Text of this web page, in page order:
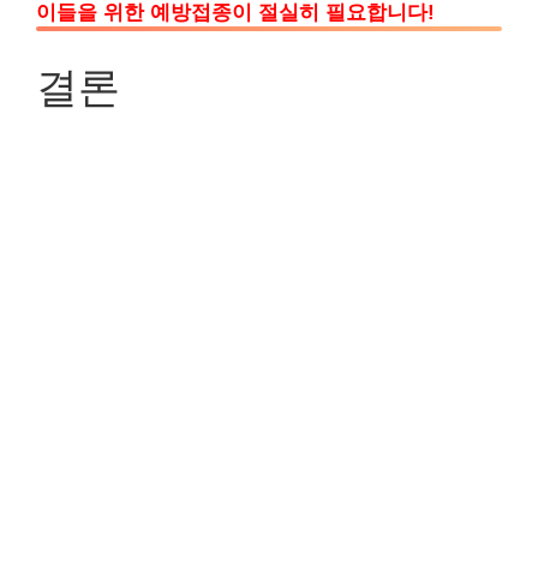
이들을 위한 예방접종이 절실히 필요합니다!
결론